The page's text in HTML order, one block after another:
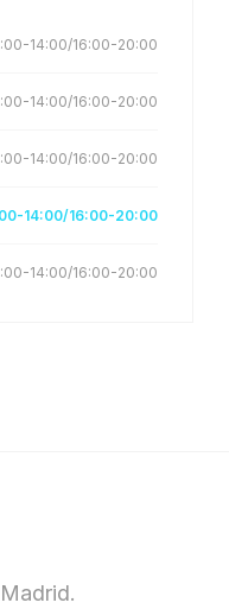
14:00/16:00-20:00
14:00/16:00-20:00
14:00/16:00-20:00
14:00/16:00-20:00
14:00/16:00-20:00